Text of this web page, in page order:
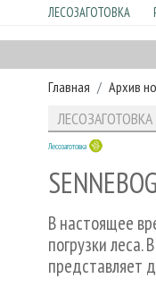
ЛЕСОЗАГОТОВКА
Главная Архив
ЛЕСОЗАГОТОВКА
Лесозаготовка
В настоящее
погрузки леса.
представляет